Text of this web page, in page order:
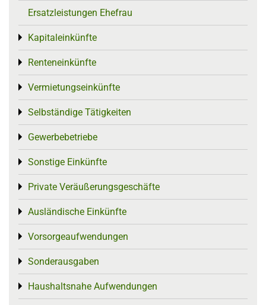
Ersatzleistungen Ehefrau
Kapitaleinkünfte
Toggle menu
Renteneinkünfte
Toggle menu
Vermietungseinkünfte
Toggle menu
Selbständige Tätigkeiten
Toggle menu
Gewerbebetriebe
Toggle menu
Sonstige Einkünfte
Toggle menu
Private Veräußerungsgeschäfte
Toggle menu
Ausländische Einkünfte
Toggle menu
Vorsorgeaufwendungen
Toggle menu
Sonderausgaben
Toggle menu
Haushaltsnahe Aufwendungen
Toggle menu